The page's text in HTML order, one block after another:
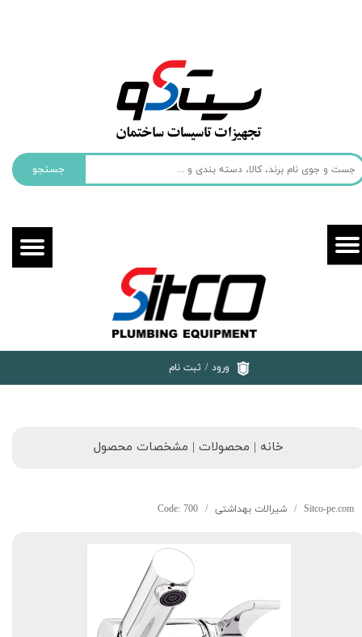
جستجو
ورود / ثبت نام
خروج از حساب کاربری
خانه | محصولات | مشخصات محصول
Sitco-pe.com شیرالات بهداشتی Code: 700